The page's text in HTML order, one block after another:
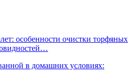
особенности очистки торфяных
в домашних условиях: